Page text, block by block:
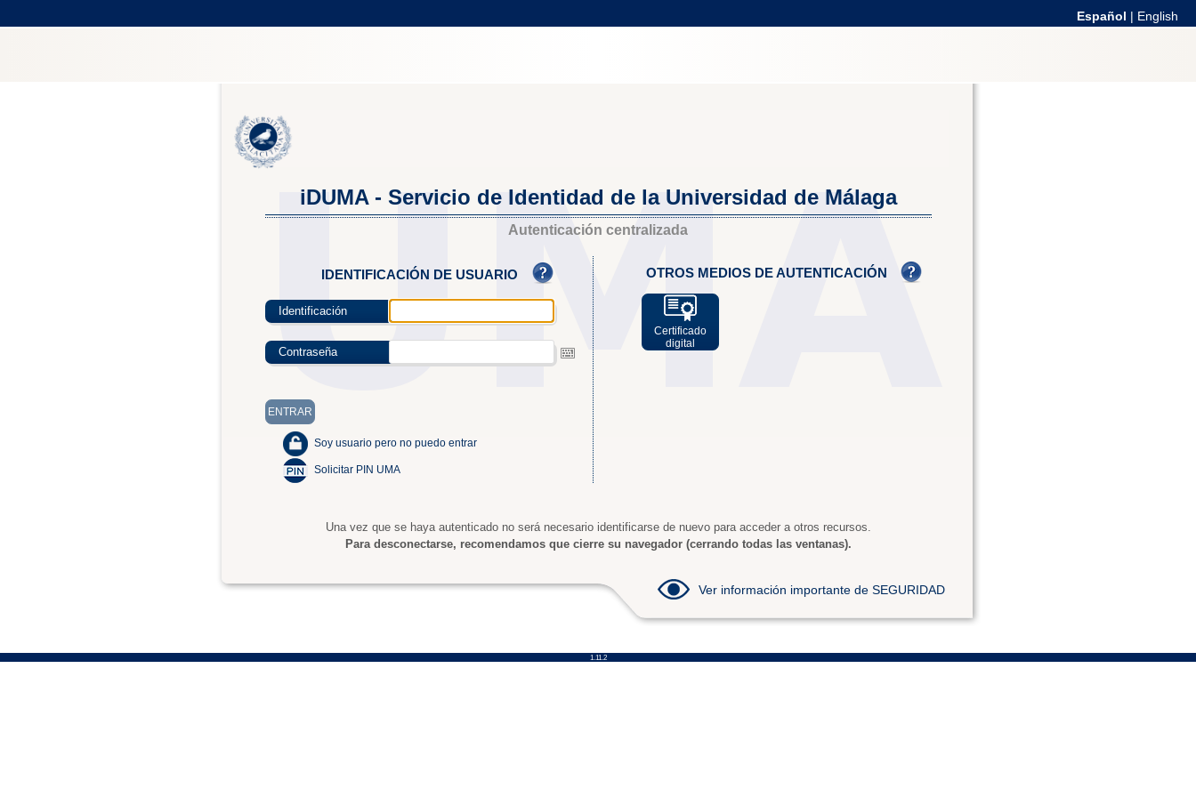
Español | English
iDUMA - Servicio de Identidad de la Universidad de Málaga
Autenticación centralizada
IDENTIFICACIÓN DE USUARIO
Identificación
Contraseña
Soy usuario pero no puedo entrar
Solicitar PIN UMA
OTROS MEDIOS DE AUTENTICACIÓN
Certificado
digital
Una vez que se haya autenticado no será necesario identificarse de nuevo para acceder a otros recursos.
Para desconectarse, recomendamos que cierre su navegador (cerrando todas las ventanas).
Ver información importante de SEGURIDAD
1.11.2